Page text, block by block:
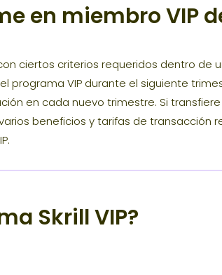
en miembro VIP
ciertos criterios requeridos dentro de
programa VIP durante el siguiente
en cada nuevo trimestre. Si
beneficios y tarifas de transacción
Skrill VIP?